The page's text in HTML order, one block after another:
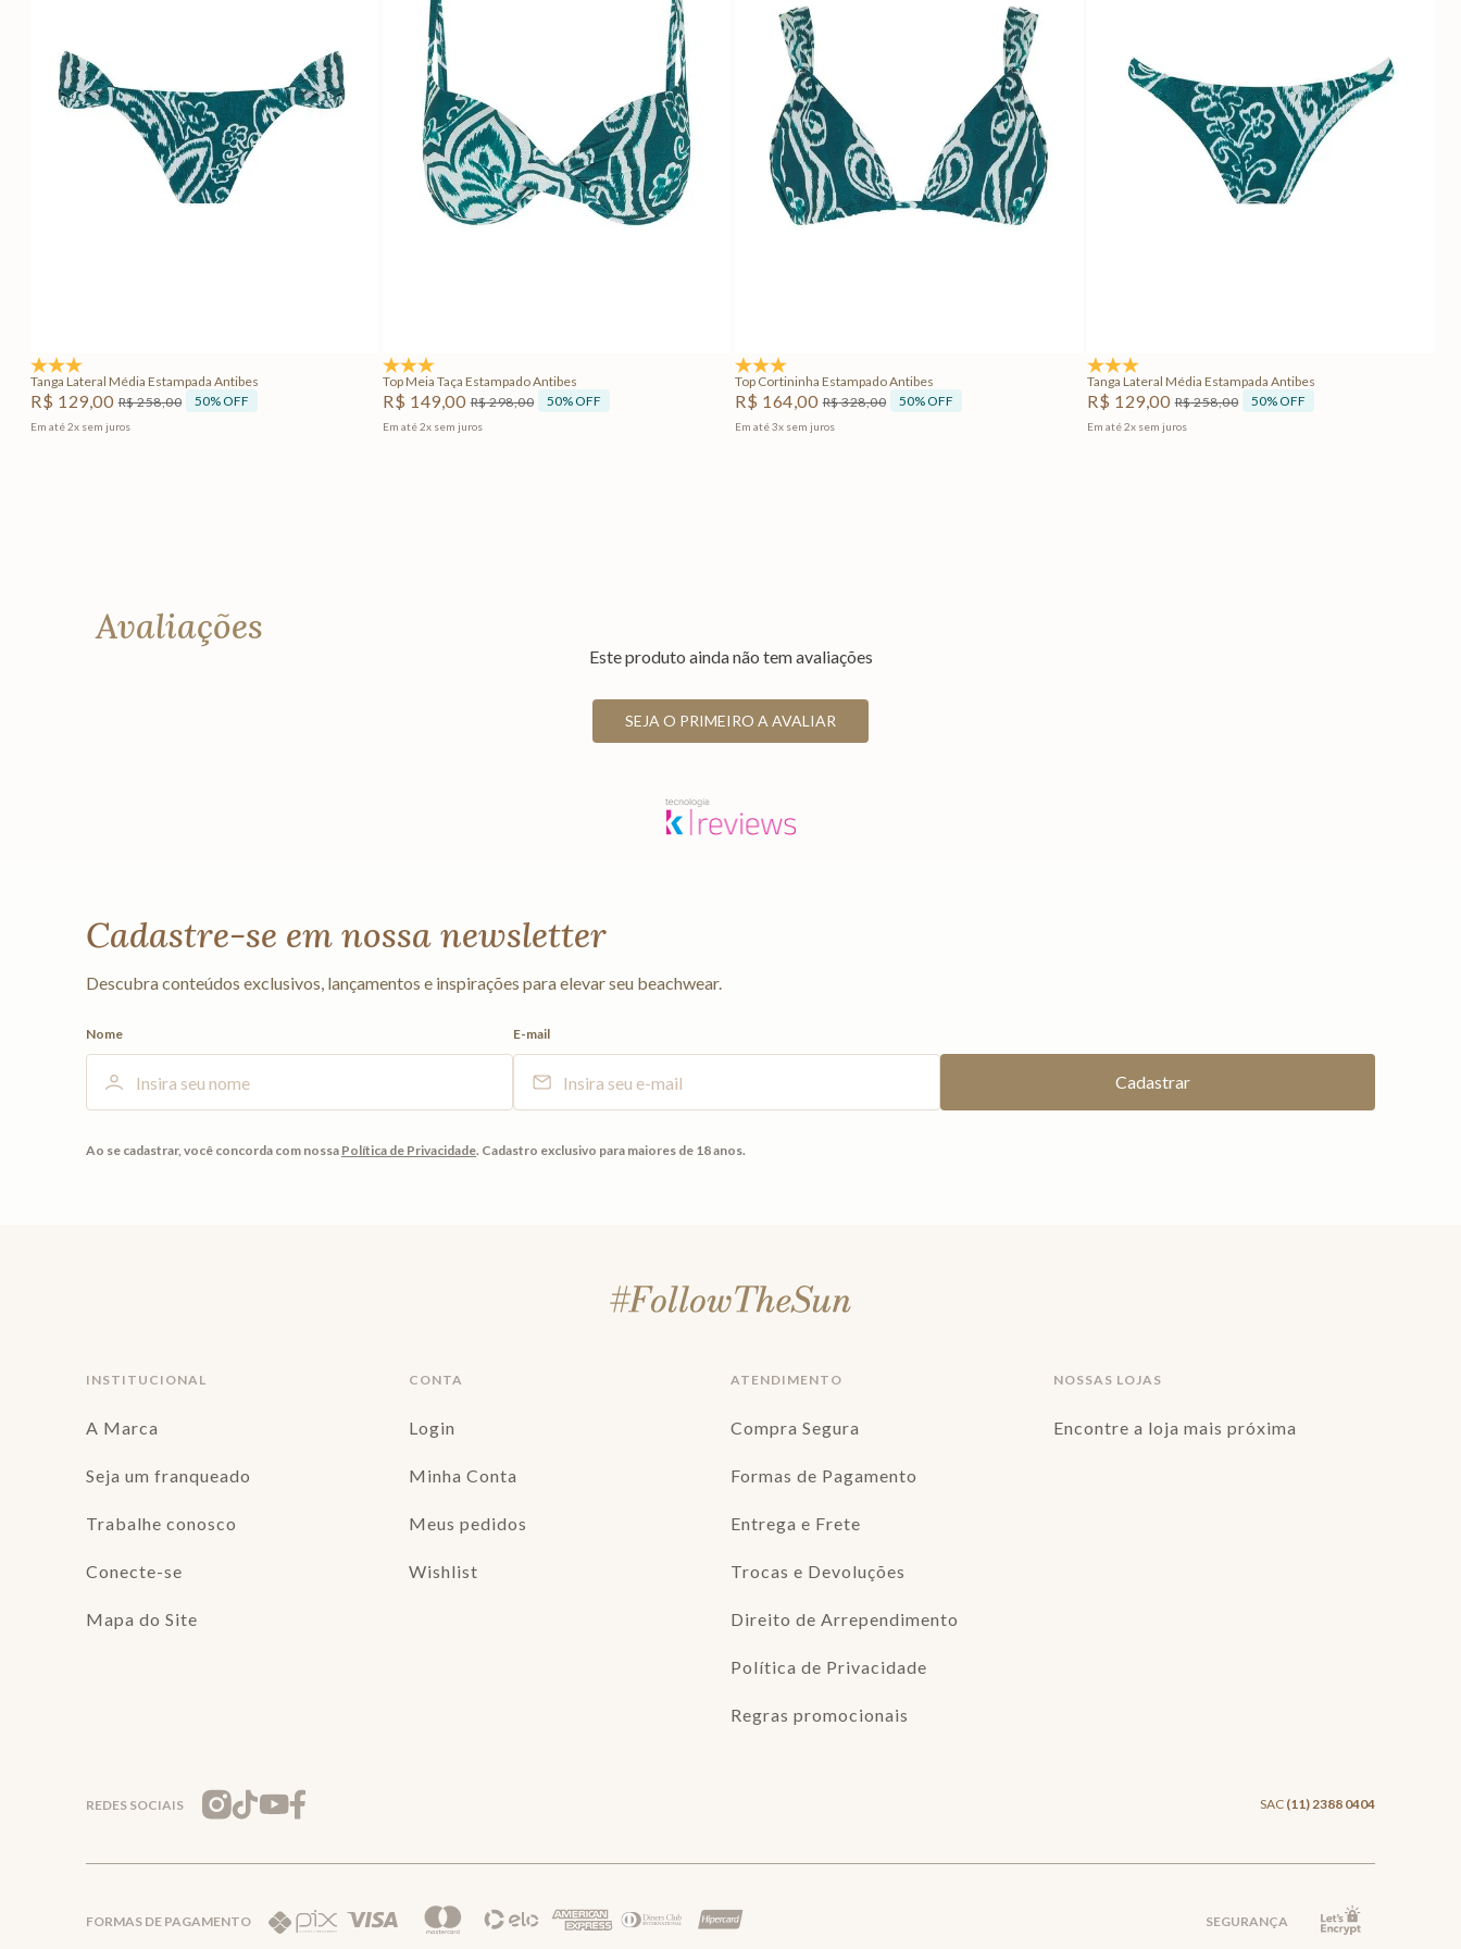
Tanga Lateral Média Estampada Antibes
R$ 129,00 R$258,00 50% OFF
Em até2x sem juros
Top Meia Taça Estampado Antibes
R$ 149,00 R$298,00 50% OFF
Em até2x sem juros
Top Cortininha Estampado Antibes
R$ 164,00 R$328,00 50% OFF
Em até3x sem juros
Tanga Lateral Média Estampada Antibes
R$ 129,00 R$258,00 50% OFF
Em até2x sem juros
Avaliações
Este produto ainda não tem avaliações
SEJA O PRIMEIRO A AVALIAR
Cadastre-se em nossa newsletter
Descubra conteúdos exclusivos, lançamentos e inspirações para elevar seu beachwear.
Nome E-mail
Ao se cadastrar, você concorda com nossa Política de Privacidade. Cadastro exclusivo para maiores de 18 anos.
INSTITUCIONAL
A Marca
Seja um franqueado
Trabalhe conosco
Conecte-se
Mapa do Site
CONTA
Login
Minha Conta
Meus pedidos
Wishlist
ATENDIMENTO
Compra Segura
Formas de Pagamento
Entrega e Frete
Trocas e Devoluções
Direito de Arrependimento
Política de Privacidade
Regras promocionais
NOSSAS LOJAS
Encontre a loja mais próxima
REDES SOCIAIS SAC (11) 2388 0404
FORMAS DE PAGAMENTO SEGURANÇA